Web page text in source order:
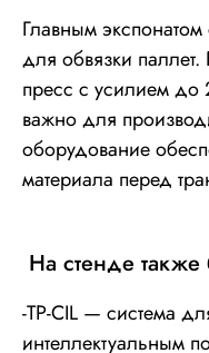
Главным экспонатом
для обвязки
пресс с усилием до
важно для
оборудование
материала перед
На стенде также
-TP-CIL — система
интеллектуальным